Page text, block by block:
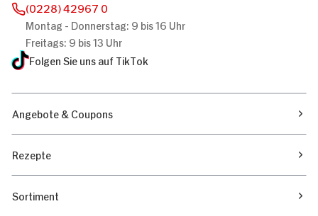
(0228) 42967 0
Montag - Donnerstag: 9 bis 16 Uhr
Freitags: 9 bis 13 Uhr
Folgen Sie uns auf TikTok
Angebote & Coupons
Rezepte
Sortiment